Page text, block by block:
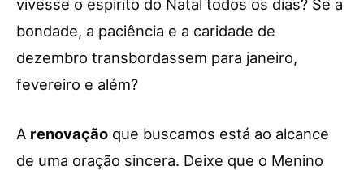
vivesse o espírito do Natal todos os dias? Se a
bondade, a paciência e a caridade de
dezembro transbordassem para janeiro,
fevereiro e além?
A renovação que buscamos está ao alcance
de uma oração sincera. Deixe que o Menino